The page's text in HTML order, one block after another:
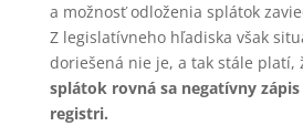
a možnosť odloženia splátok
Z legislatívneho hľadiska však
doriešená nie je, a tak stále platí,
splátok rovná sa negatívny
registri.